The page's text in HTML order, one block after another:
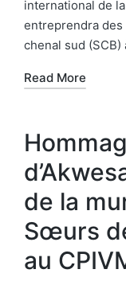
international de
entreprendra des
chenal sud
Read More
de la
Sœurs
au